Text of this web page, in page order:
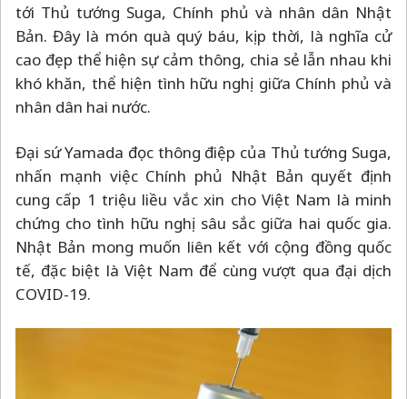
tới Thủ tướng Suga, Chính phủ và nhân dân Nhật
Bản. Đây là món quà quý báu, kịp thời, là nghĩa cử
cao đẹp thể hiện sự cảm thông, chia sẻ lẫn nhau khi
khó khăn, thể hiện tình hữu nghị giữa Chính phủ và
nhân dân hai nước.
Đại sứ Yamada đọc thông điệp của Thủ tướng Suga,
nhấn mạnh việc Chính phủ Nhật Bản quyết định
cung cấp 1 triệu liều vắc xin cho Việt Nam là minh
chứng cho tình hữu nghị sâu sắc giữa hai quốc gia.
Nhật Bản mong muốn liên kết với cộng đồng quốc
tế, đặc biệt là Việt Nam để cùng vượt qua đại dịch
COVID-19.